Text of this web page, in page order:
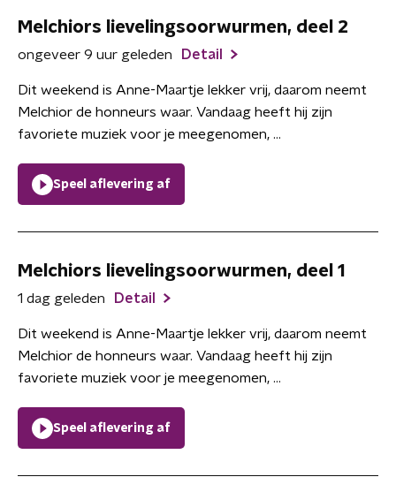
Melchiors lievelingsoorwurmen, deel 2
ongeveer 9 uur geleden Detail
Dit weekend is Anne-Maartje lekker vrij, daarom neemt
Melchior de honneurs waar. Vandaag heeft hij zijn
favoriete muziek voor je meegenomen, ...
Speel aflevering af
Melchiors lievelingsoorwurmen, deel 1
1 dag geleden Detail
Dit weekend is Anne-Maartje lekker vrij, daarom neemt
Melchior de honneurs waar. Vandaag heeft hij zijn
favoriete muziek voor je meegenomen, ...
Speel aflevering af